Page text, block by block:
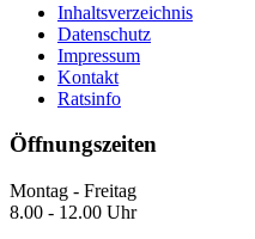
Inhaltsverzeichnis
Datenschutz
Impressum
Kontakt
Ratsinfo
Öffnungszeiten
Montag - Freitag
8.00 - 12.00 Uhr